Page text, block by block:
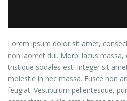
Lorem ipsum dolor sit amet,
non laoreet dui. Morbi lacus
tristique sodales est. Integer sit
molestie in nec massa. Fusce non
feugiat. Vestibulum pellentesque,